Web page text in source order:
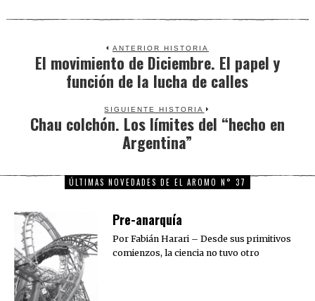
ANTERIOR HISTORIA
Previous
post:
El movimiento de Diciembre. El papel y
función de la lucha de calles
SIGUIENTE HISTORIA
Next
post:
Chau colchón. Los límites del “hecho en
Argentina”
ÚLTIMAS NOVEDADES DE EL AROMO N° 37
Pre-anarquía
Por Fabián Harari – Desde sus primitivos
comienzos, la ciencia no tuvo otro